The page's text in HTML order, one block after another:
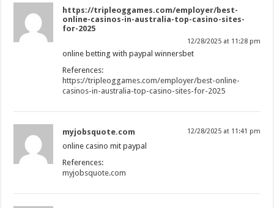
https://tripleoggames.com/employer/best-
online-casinos-in-australia-top-casino-sites-
for-2025
12/28/2025 at 11:28 pm
online betting with paypal winnersbet
References:
https://tripleoggames.com/employer/best-online-
casinos-in-australia-top-casino-sites-for-2025
myjobsquote.com 12/28/2025 at 11:41 pm
online casino mit paypal
References:
myjobsquote.com